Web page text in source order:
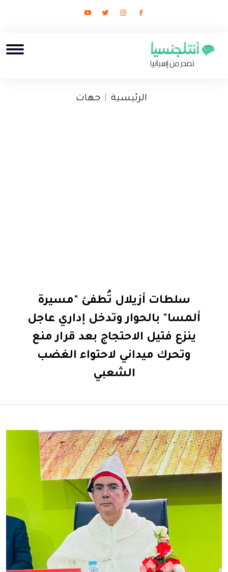
الرئيسية جهات
سلطات أزيلال تُطفئ "مسيرة
ألمسا" بالحوار وتدخل إداري عاجل
ينزع فتيل الاحتجاج بعد قرار منع
وتحرك ميداني لاحتواء الغضب
الشعبي